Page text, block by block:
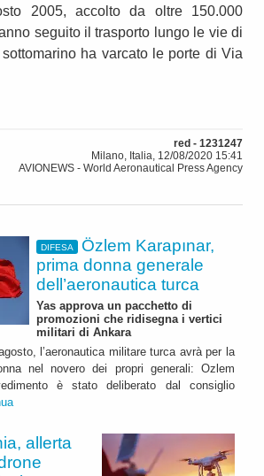
2005, accolto da oltre 150.000
seguito il trasporto lungo le vie di
ha varcato le porte di Via
red - 1231247
Milano, Italia, 12/08/2020 15:41
AVIONEWS - World Aeronautical Press Agency
DIFESA
Özlem Karapınar,
prima donna generale
dell’aeronautica turca
Yas approva un pacchetto di
promozioni che ridisegna i vertici
militari di Ankara
l’aeronautica militare turca avrà per la
nel novero dei propri generali: Ozlem
è stato deliberato dal consiglio
allerta